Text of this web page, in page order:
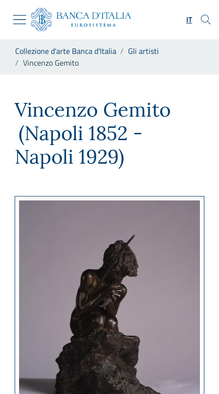
Skip to Main Content
Vai al sito istituzionale
Vai al menu di navigazione
Vai alla ricerca
Vai al footer
IT
Collezione d'arte Banca d'Italia
Gli artisti
Vincenzo Gemito
Vincenzo Gemito
(Napoli 1852 -
Napoli 1929)